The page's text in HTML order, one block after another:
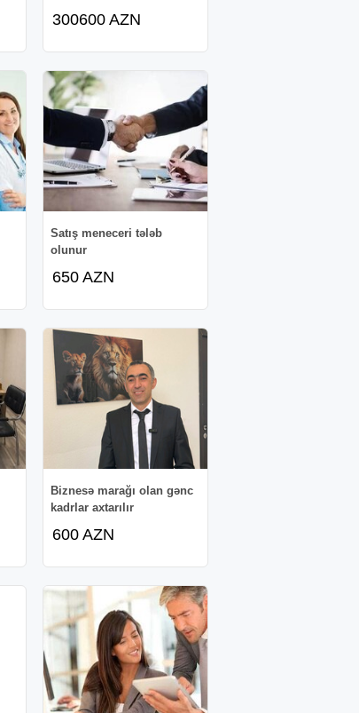
300600 AZN
Satış meneceri tələb
olunur
650 AZN
Biznesə marağı olan gənc
kadrlar axtarılır
600 AZN